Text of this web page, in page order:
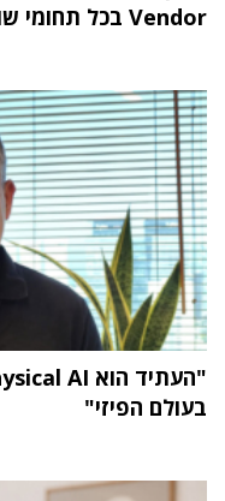
Vendor בכל תחומי שוק ה-IT
בעולם הפיזי"